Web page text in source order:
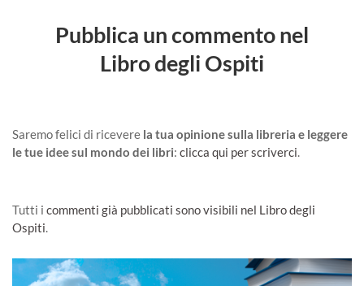
Pubblica un commento nel
Libro degli Ospiti
Saremo felici di ricevere la tua opinione sulla libreria e leggere
le tue idee sul mondo dei libri: clicca qui per scriverci.
Tutti i commenti già pubblicati sono visibili nel Libro degli
Ospiti.